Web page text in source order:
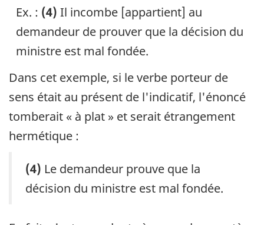
Ex. : (4) Il incombe [appartient] au
demandeur de prouver que la décision du
ministre est mal fondée.
Dans cet exemple, si le verbe porteur de
sens était au présent de l'indicatif, l'énoncé
tomberait « à plat » et serait étrangement
hermétique :
(4) Le demandeur prouve que la
décision du ministre est mal fondée.